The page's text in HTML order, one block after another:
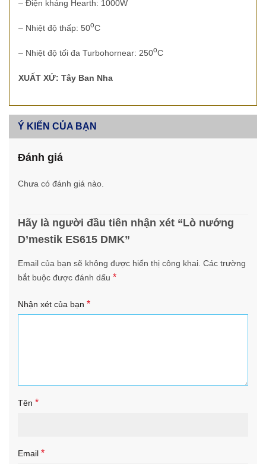
– Điện kháng Hearth: 1000W
– Nhiệt độ thấp: 50oC
– Nhiệt độ tối đa Turbohornear: 250oC
XUẤT XỨ: Tây Ban Nha
Ý KIẾN CỦA BẠN
Đánh giá
Chưa có đánh giá nào.
Hãy là người đầu tiên nhận xét “Lò nướng
D’mestik ES615 DMK”
Email của bạn sẽ không được hiển thị công khai. Các trường
bắt buộc được đánh dấu *
Nhận xét của bạn *
Tên *
Email *